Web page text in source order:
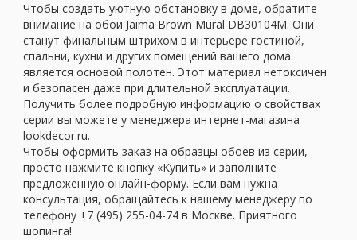
Чтобы создать уютную обстановку в доме, обратите
внимание на обои Jaima Brown Mural DB30104M. Они
станут финальным штрихом в интерьере гостиной,
спальни, кухни и других помещений вашего дома.
является основой полотен. Этот материал нетоксичен
и безопасен даже при длительной эксплуатации.
Получить более подробную информацию о свойствах
серии вы можете у менеджера интернет-магазина
lookdecor.ru.
Чтобы оформить заказ на образцы обоев из серии,
просто нажмите кнопку «Купить» и заполните
предложенную онлайн-форму. Если вам нужна
консультация, обращайтесь к нашему менеджеру по
телефону +7 (495) 255-04-74 в Москве. Приятного
шопинга!